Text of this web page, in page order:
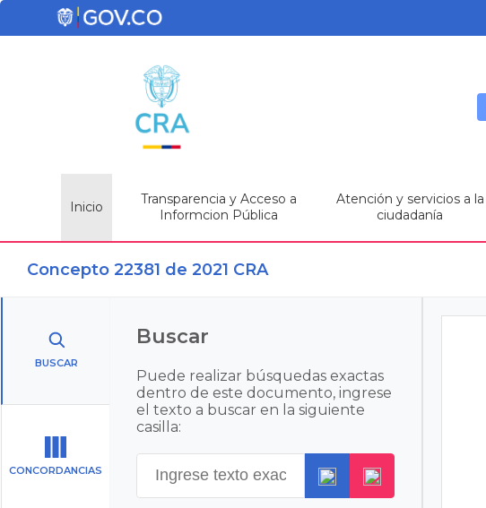
Inicio
Transparencia y Acceso a
Informcion Pública
Atención y servicios a la
ciudadanía
Concepto 22381 de 2021 CRA
BUSCAR
CONCORDANCIAS
Buscar
Puede realizar búsquedas exactas
dentro de este documento, ingrese
el texto a buscar en la siguiente
casilla: